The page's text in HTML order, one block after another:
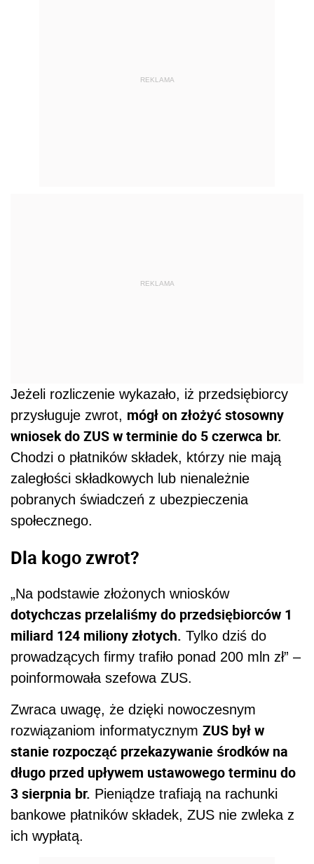
REKLAMA
REKLAMA
Jeżeli rozliczenie wykazało, iż przedsiębiorcy
przysługuje zwrot, mógł on złożyć stosowny
wniosek do ZUS w terminie do 5 czerwca br.
Chodzi o płatników składek, którzy nie mają
zaległości składkowych lub nienależnie
pobranych świadczeń z ubezpieczenia
społecznego.
Dla kogo zwrot?
„Na podstawie złożonych wniosków
dotychczas przelaliśmy do przedsiębiorców 1
miliard 124 miliony złotych. Tylko dziś do
prowadzących firmy trafiło ponad 200 mln zł” –
poinformowała szefowa ZUS.
Zwraca uwagę, że dzięki nowoczesnym
rozwiązaniom informatycznym ZUS był w
stanie rozpocząć przekazywanie środków na
długo przed upływem ustawowego terminu do
3 sierpnia br. Pieniądze trafiają na rachunki
bankowe płatników składek, ZUS nie zwleka z
ich wypłatą.